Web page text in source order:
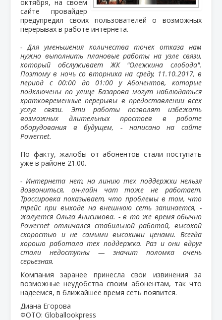
октября, на своем
сайте провайдер
предупредил своих пользователей о возможных
перерывах в работе интернета.
- Для уменьшения количества точек отказа нам
нужно выполнить плановые работы на узле связи,
который обслуживает ЖК "Олежкина слобода".
Поэтому в ночь со вторника на среду, 11.10.2017, в
период с 00:00 до 01:00 у Абонентов, которые
подключены по улице Базарова могут наблюдаться
кратковременные перерывы в предоставлении всех
услуг связи. Эти работы позволят избежать
возможных длительных простоев в работе
оборудования в будущем, - написано на сайте
Powernet.
По факту, жалобы от абонентов стали поступать
уже в районе 21.00.
- Интернета нет, на линию тех поддержки нельзя
дозвониться, он-лайн чат тоже не работает.
Трассировка показывает, что проблемы в том, что
трейс при выходе на внешнюю сеть запинается, -
жалуется Ольга Анисимова. - в то же время обычно
Powernet отличался стабильной работой, высокой
скоростью и не самыми высокими ценами. Всегда
хорошо работала тех поддержка. Раз и они вдруг
стали недоступны — значит поломка очень
серьезная.
Компания заранее принесла свои извинения за
возможные неудобства своим абонентам, так что
надеемся, в ближайшее время сеть появится.
Диана Егорова
ФОТО: Globallookpress